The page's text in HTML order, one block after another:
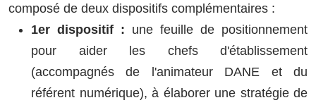
composé de deux dispositifs complémentaires :
1er dispositif : une feuille de positionnement
pour aider les chefs d'établissement
(accompagnés de l'animateur DANE et du
référent numérique), à élaborer une stratégie de